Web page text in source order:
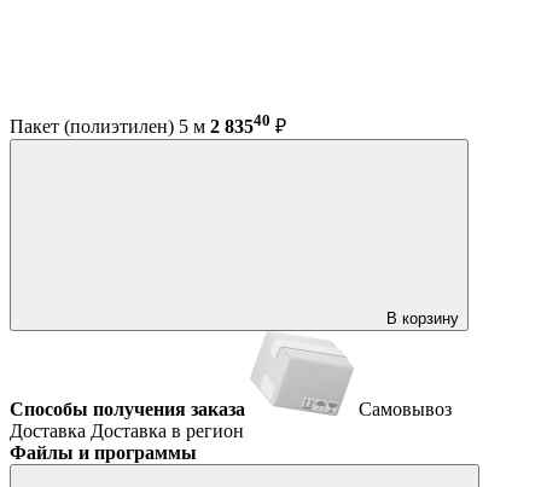
Пакет (полиэтилен) 5 м 2 83540 ₽
В корзину
Способы получения заказа
Самовывоз
Доставка Доставка в регион
Файлы и программы